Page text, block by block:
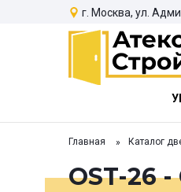
г. Москва, ул.
Главная Каталог
OST-26